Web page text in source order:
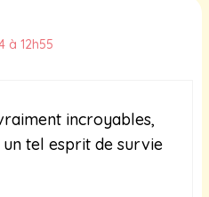
à 12h55
incroyables,
un tel esprit de survie